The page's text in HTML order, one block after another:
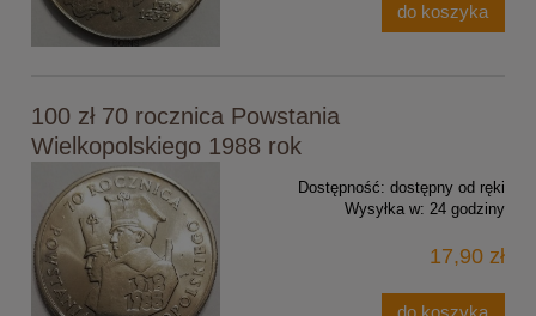
do koszyka
100 zł 70 rocznica Powstania
Wielkopolskiego 1988 rok
Dostępność: dostępny od ręki
Wysyłka w: 24 godziny
17,90 zł